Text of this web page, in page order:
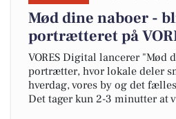
Mød dine naboer -
portrætteret på
VORES Digital lancerer "Mød
portrætter, hvor lokale deler
hverdag, vores by og det
Det tager kun 2-3 minutter at